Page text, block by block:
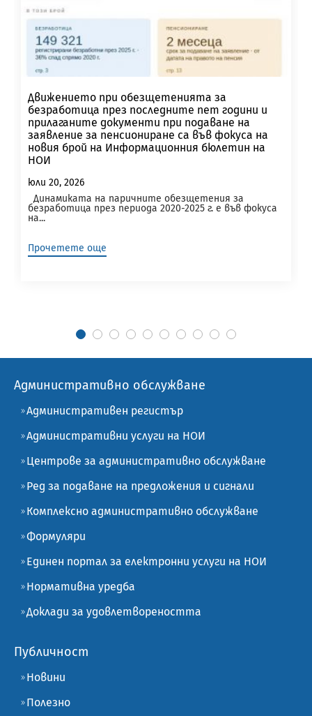
Движението при обезщетенията за
безработица през последните пет години и
прилаганите документи при подаване на
заявление за пенсиониране са във фокуса на
новия брой на Информационния бюлетин на
НОИ
юли 20, 2026
Динамиката на паричните обезщетения за
безработица през периода 2020-2025 г. е във фокуса
на...
Прочетете още
Административно обслужване
Административен регистър
Административни услуги на НОИ
Центрове за административно обслужване
Ред за подаване на предложения и сигнали
Комплексно административно обслужване
Формуляри
Единен портал за електронни услуги на НОИ
Нормативна уредба
Доклади за удовлетвореността
Публичност
Новини
Полезно